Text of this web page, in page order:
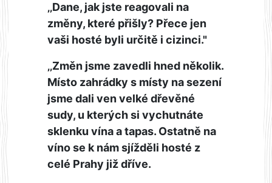
‚‚Dane, jak jste reagovali na
změny, které přišly? Přece jen
vaši hosté byli určitě i cizinci."
‚‚Změn jsme zavedli hned několik.
Místo zahrádky s místy na sezení
jsme dali ven velké dřevěné
sudy, u kterých si vychutnáte
sklenku vína a tapas. Ostatně na
víno se k nám sjížděli hosté z
celé Prahy již dříve.